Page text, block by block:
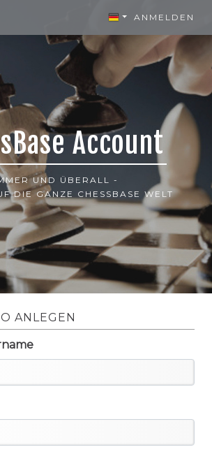
ANMELDEN
Account
UND ÜBERALL -
DIE GANZE CHESSBASE WELT
ANLEGEN